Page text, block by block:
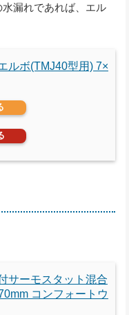
漏れであれば、エル
ルボ(TMJ40型用) 7×
サーモスタット混合
コンフォートウ